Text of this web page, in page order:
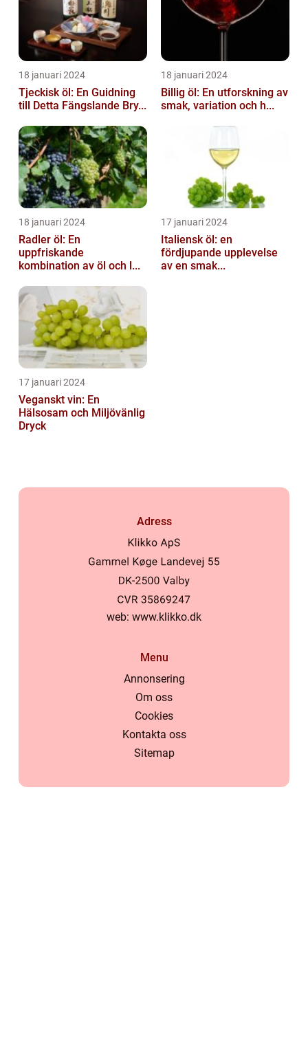
18 januari 2024
Tjeckisk öl: En Guidning
till Detta Fängslande Bry...
18 januari 2024
Billig öl: En utforskning av
smak, variation och h...
18 januari 2024
Radler öl: En
uppfriskande
kombination av öl och l...
17 januari 2024
Italiensk öl: en
fördjupande upplevelse
av en smak...
17 januari 2024
Veganskt vin: En
Hälsosam och Miljövänlig
Dryck
Adress
web: www.klikko.dk
Menu
Annonsering
Om oss
Cookies
Kontakta oss
Sitemap